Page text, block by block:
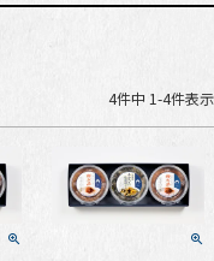
4件中 1-4件表示